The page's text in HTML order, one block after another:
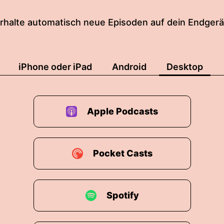
automatisch neue Episoden auf dein
iPhone oder iPad Android Desktop
Apple Podcasts
Pocket Casts
Spotify